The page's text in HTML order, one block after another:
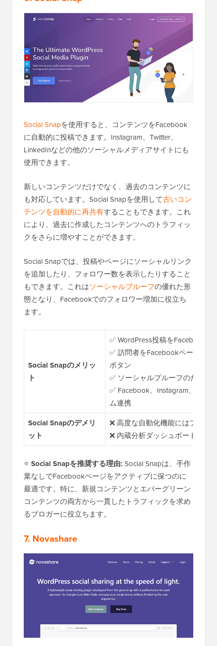
Social Snapを使用すると、コンテンツをFacebook
に自動的に投稿できます。Instagram、Twitter、
LinkedInなどの他のソーシャルメディアサイトにも
使用できます。
新しいコンテンツだけでなく、過去のコンテンツに
も対応しています。Social Snapを使用して古いコン
テンツを自動的に再共有することもできます。これ
により、過去に作成したコンテンツへのトラフィッ
クをさらに増やすことができます。
Social Snapでは、投稿やページにソーシャルリンク
を追加したり、フォロワー数を表示したりすること
もできます。これはソーシャルプルーフの優れた形
態となり、Facebookでのフォロワー増加に役立ち
ます。
Social Snapのメリッ
ト
✅ WordPress投稿をFacebookに
✅ 訪問者をFacebookページに
ボタン
✅ ソーシャルプルーフのための
✅ Facebook、Instagram、
ム連携
Social Snapのデメリ
ット
❌ 高度な自動化機能にはプレミ
❌ 内蔵分析ダッシュボードがな
⭐ Social Snapを推奨する理由: Social Snapは、手作
業なしでFacebookページをアクティブに保つのに
最適です。特に、新規コンテンツとエバーグリーン
コンテンツの両方から一貫したトラフィックを求め
るブロガーに役立ちます。
7. Novashare